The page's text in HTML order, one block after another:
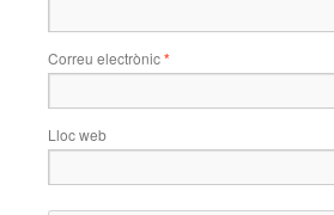
Correu electrònic*
Lloc web